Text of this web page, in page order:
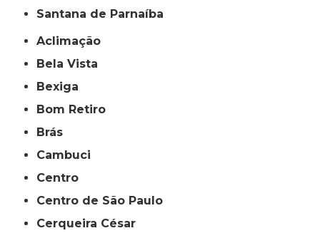
Santana de Parnaíba
Aclimação
Bela Vista
Bexiga
Bom Retiro
Brás
Cambuci
Centro
Centro de São Paulo
Cerqueira César